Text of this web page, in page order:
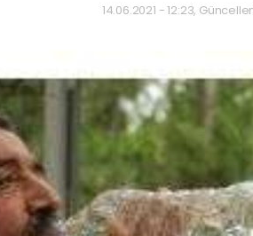
14.06.2021 - 12:23,